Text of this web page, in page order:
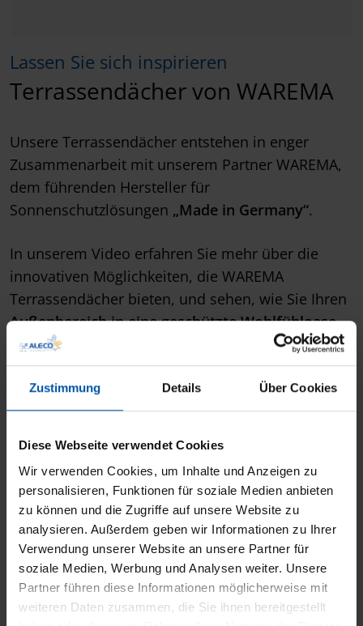
Zustimmung Details Über Cookies
Diese Webseite verwendet Cookies
Wir verwenden Cookies, um Inhalte und Anzeigen zu
personalisieren, Funktionen für soziale Medien anbieten
zu können und die Zugriffe auf unsere Website zu
analysieren. Außerdem geben wir Informationen zu Ihrer
Verwendung unserer Website an unsere Partner für
soziale Medien, Werbung und Analysen weiter. Unsere
Partner führen diese Informationen möglicherweise mit
weiteren Daten zusammen, die Sie ihnen bereitgestellt
Lassen Sie sich inspirieren
Terrassendächer von WAREMA
Unsere Terrassendächer entstehen in enger
Zusammenarbeit mit unserem Partner WAREMA,
dem führenden Hersteller für
Sonnenschutzlösungen „Made in Germany“.
In unserem Video erfahren Sie mehr über die
innovativen Möglichkeiten, die WAREMA
Terrassendächer bieten, und sehen, wie Sie Ihren
Außenbereich in eine geschützte Wohlfühloase
verwandeln
können. Lassen Sie sich inspirieren!